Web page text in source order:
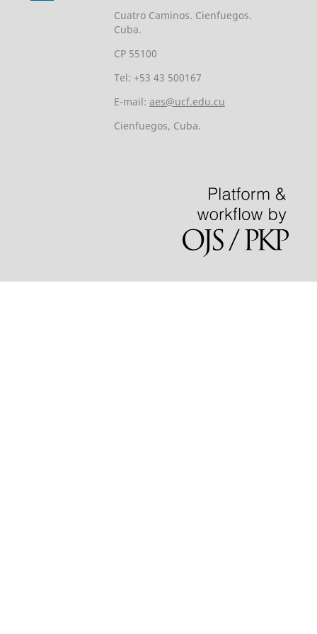
Cuatro Caminos. Cienfuegos.
Cuba.
CP 55100
Tel: +53 43 500167
E-mail: aes@ucf.edu.cu
Cienfuegos, Cuba.